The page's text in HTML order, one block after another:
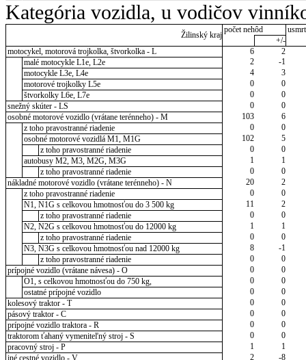
Kategória vozidla, u vodičov
Žilinský kraj
počet nehôd
+/-
motocykel, motorová trojkolka, štvorkolka - L
6
2
malé motocykle L1e, L2e
2
-1
motocykle L3e, L4e
4
3
motorové trojkolky L5e
0
0
štvorkolky L6e, L7e
0
0
snežný skúter - LS
0
0
osobné motorové vozidlo (vrátane terénneho) - M
103
6
z toho pravostranné riadenie
0
0
osobné motorové vozidlá M1, M1G
102
5
z toho pravostranné riadenie
0
0
autobusy M2, M3, M2G, M3G
1
1
z toho pravostranné riadenie
0
0
nákladné motorové vozidlo (vrátane terénneho) - N
20
2
z toho pravostranné riadenie
0
0
N1, N1G s celkovou hmotnosťou do 3 500 kg
11
2
z toho pravostranné riadenie
0
0
N2, N2G s celkovou hmotnosťou do 12000 kg
1
1
z toho pravostranné riadenie
0
0
N3, N3G s celkovou hmotnosťou nad 12000 kg
8
-1
z toho pravostranné riadenie
0
0
prípojné vozidlo (vrátane návesa) - O
0
0
O1, s celkovou hmotnosťou do 750 kg,
0
0
ostatné prípojné vozidlo
0
0
kolesový traktor - T
0
0
pásový traktor - C
0
0
prípojné vozidlo traktora - R
0
0
traktorom ťahaný vymeniteľný stroj - S
0
0
pracovný stroj - P
1
1
iné cestné vozidlo - V
2
-8